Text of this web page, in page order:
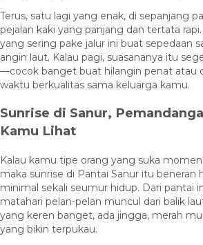
Terus, satu lagi yang enak, di sepanjang
pejalan kaki yang panjang dan tertata
yang sering pake jalur ini buat sepedaan
angin laut. Kalau pagi, suasananya itu
—cocok banget buat hilangin penat atau
waktu berkualitas sama keluarga kamu.
Sunrise di Sanur,
Kamu Lihat
Kalau kamu tipe orang yang suka
maka sunrise di Pantai Sanur itu beneran
minimal sekali seumur hidup. Dari pantai
matahari pelan-pelan muncul dari balik
yang keren banget, ada jingga, merah
yang bikin terpukau.